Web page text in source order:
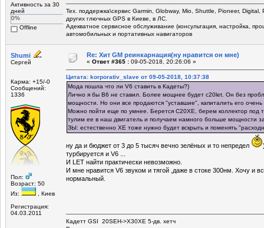
Активность за 30
дней
0%
Offline
Тех. поддержка\сервис Garmin, Globway, Mio, Shuttle, Pioneer,
других глючных GPS в Киеве, в ЛС.
Адекватное сервисное обслуживание (консультация, настройка,
автомобильных и портативных навигаторов
Shumi
Сергей
Карма: +15/-0
Сообщений:
1336
Пол:
Возраст: 50
Из:
, Киев
Регистрация:
04.03.2011
Re: Хит GM реинкарнация(ну нравится он мне)
« Ответ #365 : 09-05-2018, 20:26:06 »
Цитата: korporativ_slave от 09-05-2018, 10:37:38
Мода пошла что ли V6 ставить в Кадеты?)
Лично я бы В6 не ставил. Более мощнее будет c20let. Он без
мощности. Но они все продаются "уставшие", капиталить его очень
Можно пойти еще по умнее. Берется С20ХЕ, берем коллектор под
тулим ее в наш двигатель и получаем намного больше мощности
ЗЫ: естественно ХЕ тоже нужно будет вскрыть и поменять
ну да и бюджет от 3 до 5 тысяч вечно зелёных и то непредел
турбируется и V6 ...
И LET найти практически невозможно.
И мне нравится V6 звуком и тягой ,даже в стоке 300нм. Хочу и
нормальный.
Кадетт GSI 20SEH->X30XE 5-дв. хетч